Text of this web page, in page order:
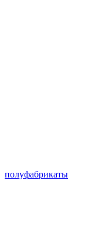
полуфабрикаты